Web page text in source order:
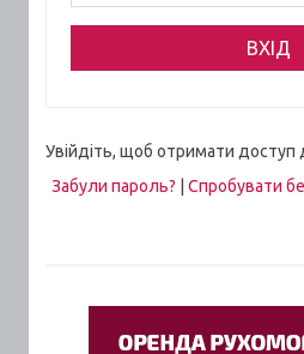
Увійдіть, щоб отримати доступ
Забули пароль?
Спробувати